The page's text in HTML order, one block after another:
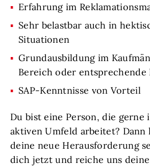
Erfahrung im
Sehr belastbar auch in
Situationen
Grundausbildung im
Bereich oder entsprechende
SAP-Kenntnisse von Vorteil
Du bist eine Person, die gerne
aktiven Umfeld arbeitet? Dann
deine neue Herausforderung
dich jetzt und reiche uns